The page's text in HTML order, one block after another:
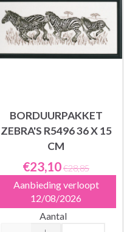
BORDUURPAKKET
ZEBRA'S R5496 36 X 15
CM
€23,10€28,85
Aanbieding verloopt
12/08/2026
Aantal